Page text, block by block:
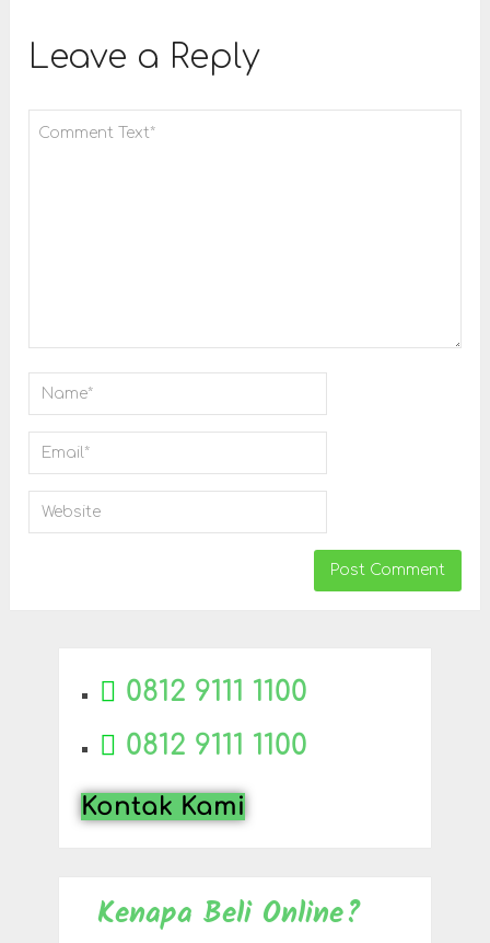
Leave a Reply
0812 9111 1100
0812 9111 1100
Kontak Kami
Kenapa Beli Online?